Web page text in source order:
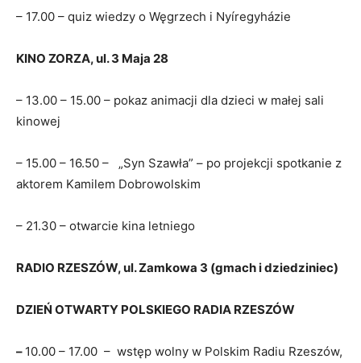
– 17.00 – quiz wiedzy o Węgrzech i Nyíregyházie
KINO ZORZA, ul. 3 Maja 28
– 13.00 – 15.00 – pokaz animacji dla dzieci w małej sali
kinowej
– 15.00 – 16.50 – „Syn Szawła” – po projekcji spotkanie z
aktorem Kamilem Dobrowolskim
– 21.30 – otwarcie kina letniego
RADIO RZESZÓW, ul. Zamkowa 3 (gmach i dziedziniec)
DZIEŃ OTWARTY POLSKIEGO RADIA RZESZÓW
– 10.00 – 17.00 – wstęp wolny w Polskim Radiu Rzeszów,